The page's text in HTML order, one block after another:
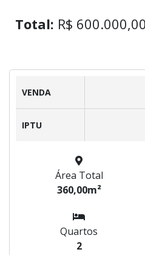
Total: R$ 600.000,00
VENDA
IPTU
Área Total
360,00m²
Quartos
2